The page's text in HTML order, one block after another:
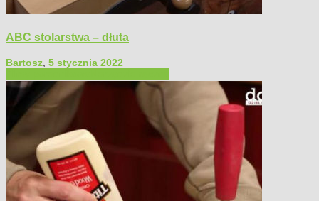
ABC stolarstwa – dłuta
Bartosz, 5 stycznia 2022